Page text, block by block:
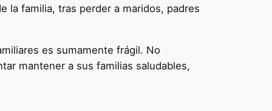
la familia, tras perder a maridos, padres
es sumamente frágil. No
mantener a sus familias saludables,